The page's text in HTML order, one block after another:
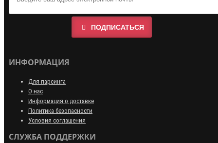
ПОДПИСАТЬСЯ
ИНФОРМАЦИЯ
Для парсинга
О нас
Информация о доставке
Политика безопасности
Условия соглашения
СЛУЖБА ПОДДЕРЖКИ